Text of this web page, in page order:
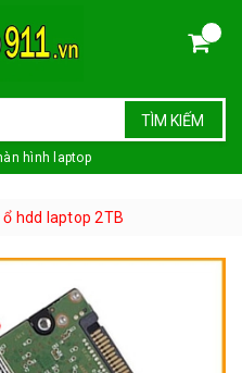
TÌM KIẾM
hình laptop
ổ hdd laptop 2TB